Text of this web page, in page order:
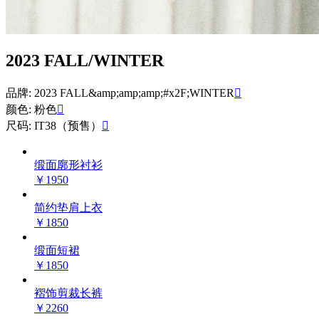
2023 FALL/WINTER
品牌: 2023 FALL&amp;amp;amp;#x2F;WINTER 
颜色: 粉色
尺码: IT38（预售）

缎面廓形衬衫
￥1950
简约垫肩上衣
￥1850
缎面短裙
￥1850
褶饰剪裁长裤
￥2260